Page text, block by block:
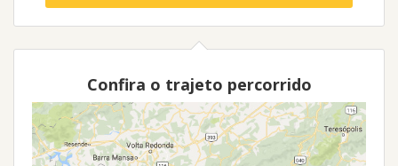
Confira o trajeto percorrido